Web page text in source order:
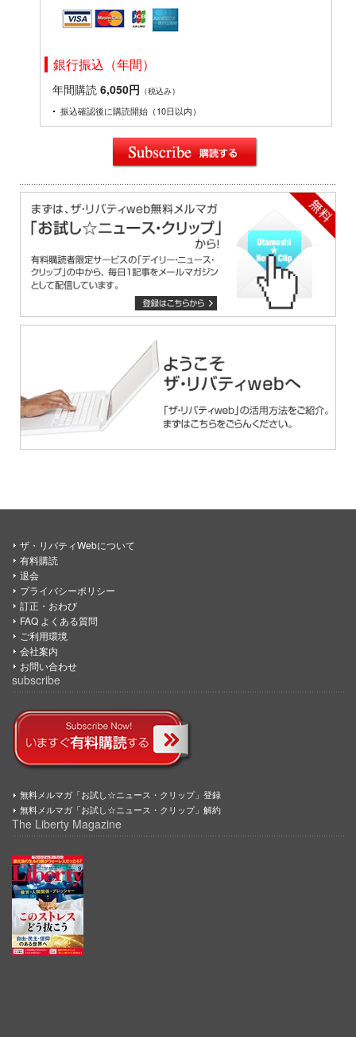
銀行振込（年間）
年間購読 6,050円 （税込み）
振込確認後に購読開始（10日以内）
ザ・リバティWebについて
有料購読
退会
プライバシーポリシー
訂正・おわび
FAQ よくある質問
ご利用環境
会社案内
お問い合わせ
subscribe
無料メルマガ「お試し☆ニュース・クリップ」登録
無料メルマガ「お試し☆ニュース・クリップ」解約
The Liberty Magazine